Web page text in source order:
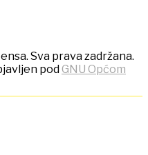
Sva prava zadržana.
pod GNU Općom